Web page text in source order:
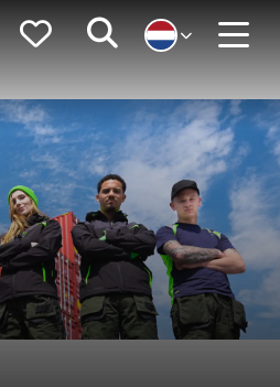
FavorietenZoeken